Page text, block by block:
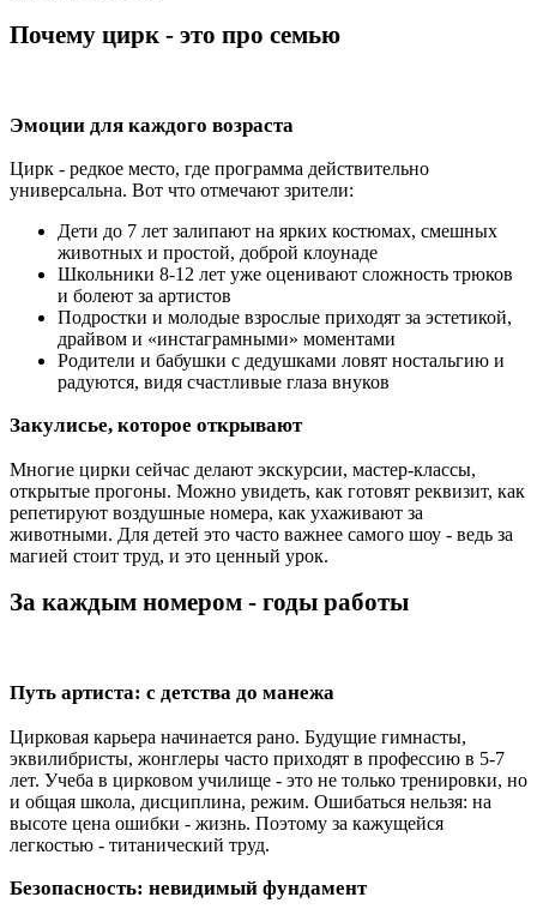
Почему цирк - это про семью
Эмоции для каждого возраста
Цирк - редкое место, где программа действительно
универсальна. Вот что отмечают зрители:
Дети до 7 лет залипают на ярких костюмах, смешных
животных и простой, доброй клоунаде
Школьники 8-12 лет уже оценивают сложность трюков
и болеют за артистов
Подростки и молодые взрослые приходят за эстетикой,
драйвом и «инстаграмными» моментами
Родители и бабушки с дедушками ловят ностальгию и
радуются, видя счастливые глаза внуков
Закулисье, которое открывают
Многие цирки сейчас делают экскурсии, мастер-классы,
открытые прогоны. Можно увидеть, как готовят реквизит, как
репетируют воздушные номера, как ухаживают за
животными. Для детей это часто важнее самого шоу - ведь за
магией стоит труд, и это ценный урок.
За каждым номером - годы работы
Путь артиста: с детства до манежа
Цирковая карьера начинается рано. Будущие гимнасты,
эквилибристы, жонглеры часто приходят в профессию в 5-7
лет. Учеба в цирковом училище - это не только тренировки, но
и общая школа, дисциплина, режим. Ошибаться нельзя: на
высоте цена ошибки - жизнь. Поэтому за кажущейся
легкостью - титанический труд.
Безопасность: невидимый фундамент